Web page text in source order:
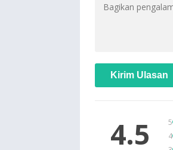
Kirim Ulasan
4.5
5
4